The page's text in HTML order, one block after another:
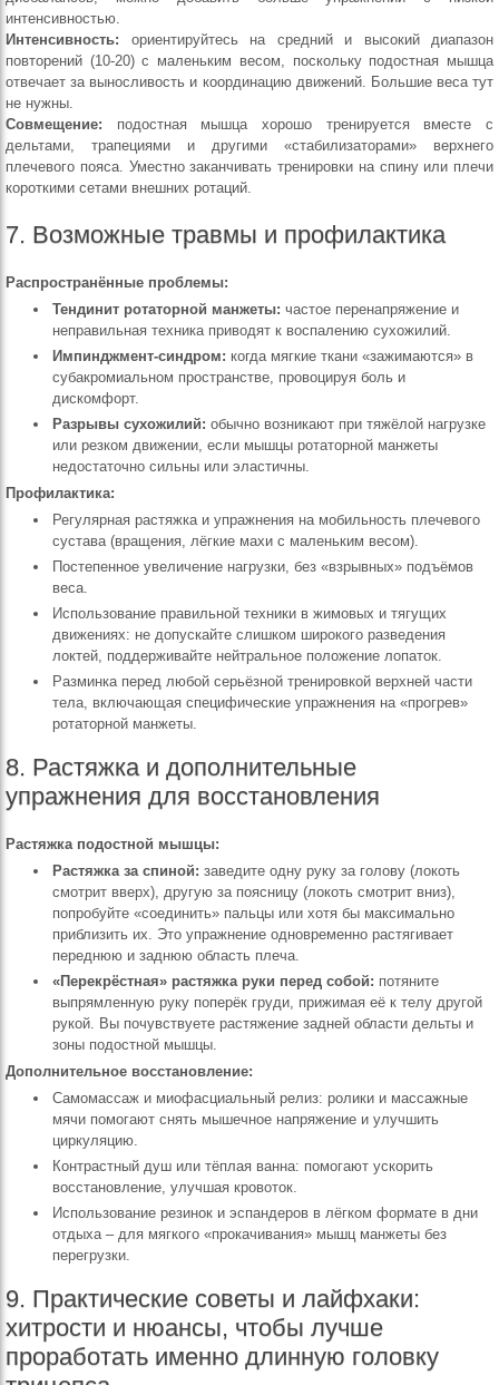
интенсивностью.
Интенсивность: ориентируйтесь на средний и высокий диапазон
повторений (10-20) с маленьким весом, поскольку подостная мышца
отвечает за выносливость и координацию движений. Большие веса тут
не нужны.
Совмещение: подостная мышца хорошо тренируется вместе с
дельтами, трапециями и другими «стабилизаторами» верхнего
плечевого пояса. Уместно заканчивать тренировки на спину или плечи
короткими сетами внешних ротаций.
7. Возможные травмы и профилактика
Распространённые проблемы:
Тендинит ротаторной манжеты: частое перенапряжение и
неправильная техника приводят к воспалению сухожилий.
Импинджмент-синдром: когда мягкие ткани «зажимаются» в
субакромиальном пространстве, провоцируя боль и
дискомфорт.
Разрывы сухожилий: обычно возникают при тяжёлой нагрузке
или резком движении, если мышцы ротаторной манжеты
недостаточно сильны или эластичны.
Профилактика:
Регулярная растяжка и упражнения на мобильность плечевого
сустава (вращения, лёгкие махи с маленьким весом).
Постепенное увеличение нагрузки, без «взрывных» подъёмов
веса.
Использование правильной техники в жимовых и тягущих
движениях: не допускайте слишком широкого разведения
локтей, поддерживайте нейтральное положение лопаток.
Разминка перед любой серьёзной тренировкой верхней части
тела, включающая специфические упражнения на «прогрев»
ротаторной манжеты.
8. Растяжка и дополнительные
упражнения для восстановления
Растяжка подостной мышцы:
Растяжка за спиной: заведите одну руку за голову (локоть
смотрит вверх), другую за поясницу (локоть смотрит вниз),
попробуйте «соединить» пальцы или хотя бы максимально
приблизить их. Это упражнение одновременно растягивает
переднюю и заднюю область плеча.
«Перекрёстная» растяжка руки перед собой: потяните
выпрямленную руку поперёк груди, прижимая её к телу другой
рукой. Вы почувствуете растяжение задней области дельты и
зоны подостной мышцы.
Дополнительное восстановление:
Самомассаж и миофасциальный релиз: ролики и массажные
мячи помогают снять мышечное напряжение и улучшить
циркуляцию.
Контрастный душ или тёплая ванна: помогают ускорить
восстановление, улучшая кровоток.
Использование резинок и эспандеров в лёгком формате в дни
отдыха – для мягкого «прокачивания» мышц манжеты без
перегрузки.
9. Практические советы и лайфхаки:
хитрости и нюансы, чтобы лучше
проработать именно длинную головку